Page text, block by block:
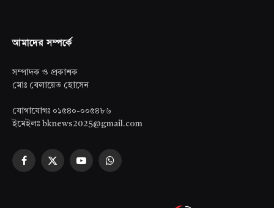
আমাদের সম্পর্কে
সম্পাদক ও প্রকাশক
মোঃ বেলায়েত হোসেন
যোগাযোগঃ ০১৫৪০-০০৫৪৮৬
ইমেইলঃ bknews2025@gmail.com
Facebook
X
YouTubeWhatsApp